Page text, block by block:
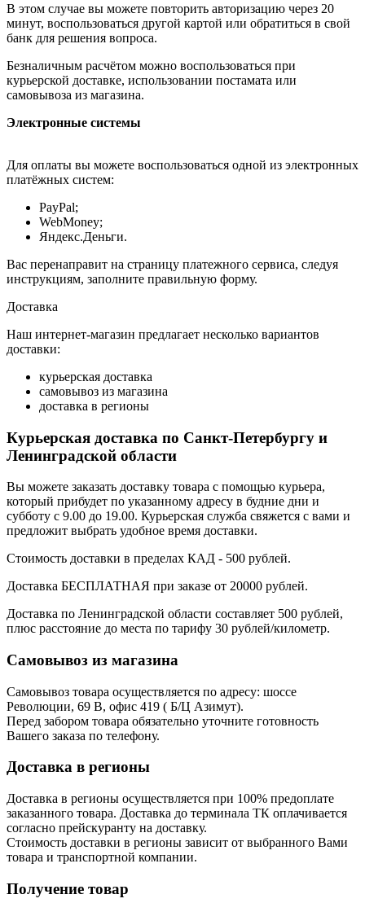
В этом случае вы можете повторить авторизацию через 20
минут, воспользоваться другой картой или обратиться в свой
банк для решения вопроса.
Безналичным расчётом можно воспользоваться при
курьерской доставке, использовании постамата или
самовывоза из магазина.
Электронные системы
Для оплаты вы можете воспользоваться одной из электронных
платёжных систем:
PayPal;
WebMoney;
Яндекс.Деньги.
Вас перенаправит на страницу платежного сервиса, следуя
инструкциям, заполните правильную форму.
Доставка
Наш интернет-магазин предлагает несколько вариантов
доставки:
курьерская доставка
самовывоз из магазина
доставка в регионы
Курьерская доставка по Санкт-Петербургу и
Ленинградской области
Вы можете заказать доставку товара с помощью курьера,
который прибудет по указанному адресу в будние дни и
субботу с 9.00 до 19.00. Курьерская служба свяжется с вами и
предложит выбрать удобное время доставки.
Стоимость доставки в пределах КАД - 500 рублей.
Доставка БЕСПЛАТНАЯ при заказе от 20000 рублей.
Доставка по Ленинградской области составляет 500 рублей,
плюс расстояние до места по тарифу 30 рублей/километр.
Самовывоз из магазина
Самовывоз товара осуществляется по адресу: шоссе
Революции, 69 В, офис 419 ( Б/Ц Азимут).
Перед забором товара обязательно уточните готовность
Вашего заказа по телефону.
Доставка в регионы
Доставка в регионы осуществляется при 100% предоплате
заказанного товара. Доставка до терминала ТК оплачивается
согласно прейскуранту на доставку.
Стоимость доставки в регионы зависит от выбранного Вами
товара и транспортной компании.
Получение товар